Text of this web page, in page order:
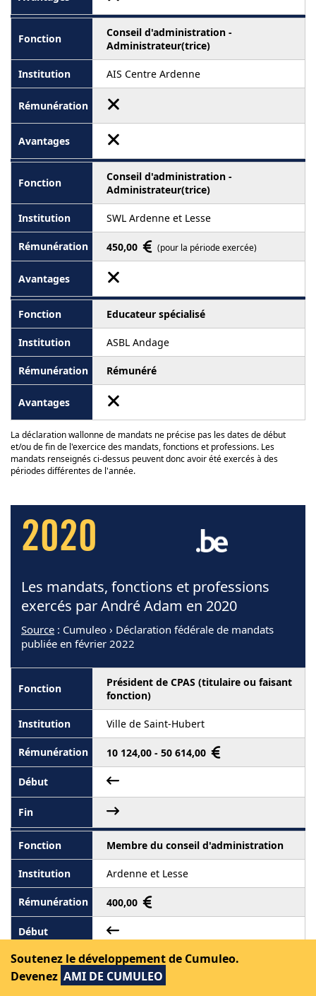
Conseil d'administration -
Administrateur(trice)
AIS Centre Ardenne
Conseil d'administration -
Administrateur(trice)
SWL Ardenne et Lesse
450,00 (pour la période exercée)
Educateur spécialisé
ASBL Andage
Rémunéré
La déclaration wallonne de mandats ne précise pas les dates de début
et/ou de fin de l'exercice des mandats, fonctions et professions. Les
mandats renseignés ci-dessus peuvent donc avoir été exercés à des
périodes différentes de l'année.
2020
Les mandats, fonctions et professions
exercés par André Adam en 2020
Source : Cumuleo › Déclaration fédérale de mandats
publiée en février 2022
Président de CPAS (titulaire ou faisant
fonction)
Ville de Saint-Hubert
10 124,00 - 50 614,00
Membre du conseil d'administration
Ardenne et Lesse
400,00
Soutenez le développement de Cumuleo.
Devenez AMI DE CUMULEO